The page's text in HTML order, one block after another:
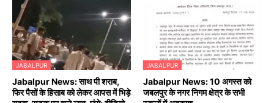
JABALPUR
Jabalpur News: साथ पी शराब,
फिर पैसों के हिसाब को लेकर आपस में भिड़े
JABALPUR
Jabalpur News: 10 अगस्त को
जबलपुर के नगर निगम क्षेत्र के सभी